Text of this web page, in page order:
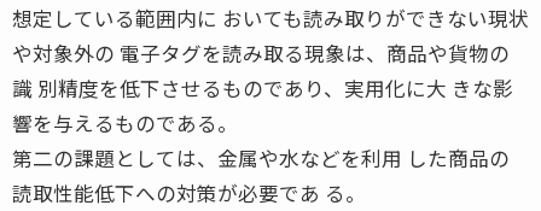
想定している範囲内に おいても読み取りができない現状
や対象外の 電子タグを読み取る現象は、商品や貨物の
識 別精度を低下させるものであり、実用化に大 きな影
響を与えるものである。
第二の課題としては、金属や水などを利用 した商品の
読取性能低下への対策が必要であ る。